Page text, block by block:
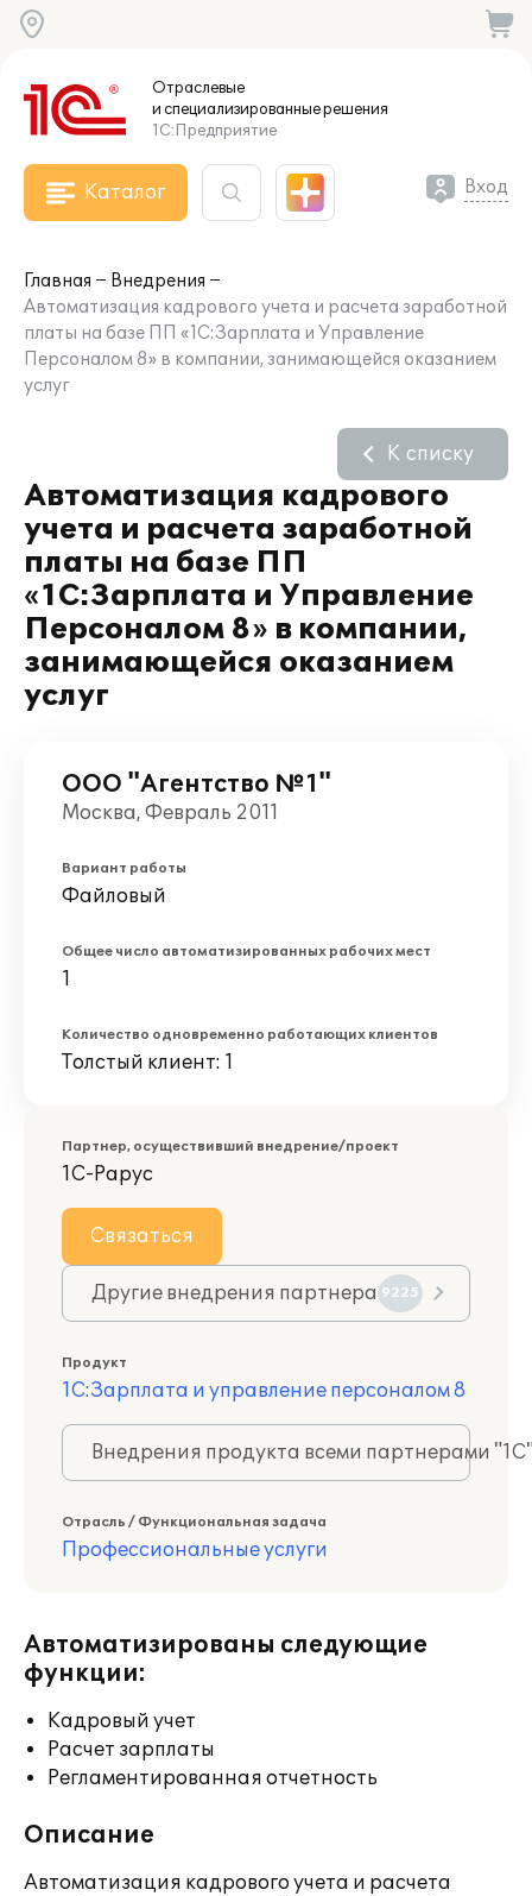
Отраслевые
и специализированныерешения
1С:Предприятие
Каталог Вход
Главная
Внедрения
Автоматизация кадрового учета и расчета заработной
платы на базе ПП «1С:Зарплата и Управление
Персоналом 8» в компании, занимающейся оказанием
услуг
Автоматизация кадрового
учета и расчета заработной
платы на базе ПП
«1С:Зарплата и Управление
Персоналом 8» в компании,
занимающейся оказанием
услуг
К списку
ООО "Агентство №1"
Москва, Февраль 2011
Вариант работы
Файловый
Общее число автоматизированных рабочих мест
1
Количество одновременно работающих клиентов
Толстый клиент: 1
Партнер, осуществивший внедрение/проект
1С-Рарус
Связаться
Другие внедрения партнера 9225
Продукт
1С:Зарплата и управление персоналом 8
Внедрения продукта всеми партнерами
Отрасль / Функциональная задача
Профессиональные услуги
Автоматизированы следующие
функции:
Кадровый учет
Расчет зарплаты
Регламентированная отчетность
Описание
Автоматизация кадрового учета и расчета